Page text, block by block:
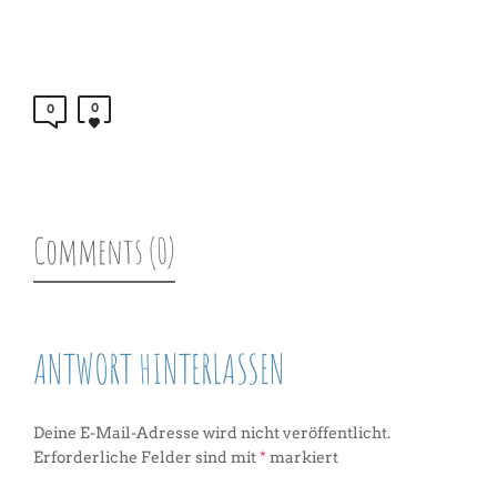
0 0
Comments (0)
ANTWORT HINTERLASSEN
Deine E-Mail-Adresse wird nicht veröffentlicht.
Erforderliche Felder sind mit* markiert